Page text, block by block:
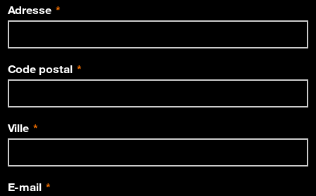
Adresse
Code postal
Ville
E-mail